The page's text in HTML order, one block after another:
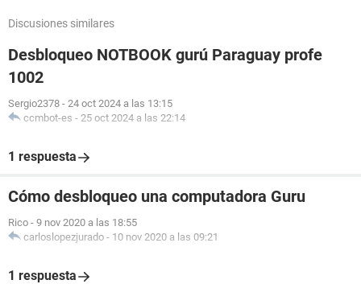
Discusiones similares
Desbloqueo NOTBOOK gurú Paraguay profe
1002
Sergio2378 - 24 oct 2024 a las 13:15
ccmbot-es - 25 oct 2024 a las 22:14
1 respuesta
Cómo desbloqueo una computadora Guru
Rico - 9 nov 2020 a las 18:55
carloslopezjurado - 10 nov 2020 a las 09:21
1 respuesta